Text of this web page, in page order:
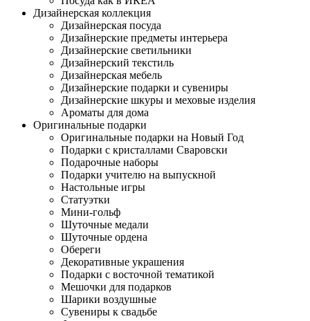
Дизайнерская коллекция
Дизайнерская посуда
Дизайнерские предметы интерьера
Дизайнерские светильники
Дизайнерский текстиль
Дизайнерская мебель
Дизайнерские подарки и сувениры
Дизайнерские шкуры и меховые изделия
Ароматы для дома
Оригинальные подарки
Оригинальные подарки на Новый Год
Подарки с кристаллами Сваровски
Подарочные наборы
Подарки учителю на выпускной
Настольные игры
Статуэтки
Мини-гольф
Шуточные медали
Шуточные ордена
Обереги
Декоративные украшения
Подарки с восточной тематикой
Мешочки для подарков
Шарики воздушные
Сувениры к свадьбе